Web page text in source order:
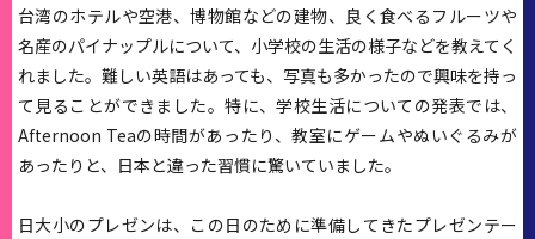
台湾のホテルや空港、博物館などの建物、良く食べるフルーツや
名産のパイナップルについて、小学校の生活の様子などを教えてく
れました。難しい英語はあっても、写真も多かったので興味を持っ
て見ることができました。特に、学校生活についての発表では、
Afternoon Teaの時間があったり、教室にゲームやぬいぐるみが
あったりと、日本と違った習慣に驚いていました。
日大小のプレゼンは、この日のために準備してきたプレゼンテー